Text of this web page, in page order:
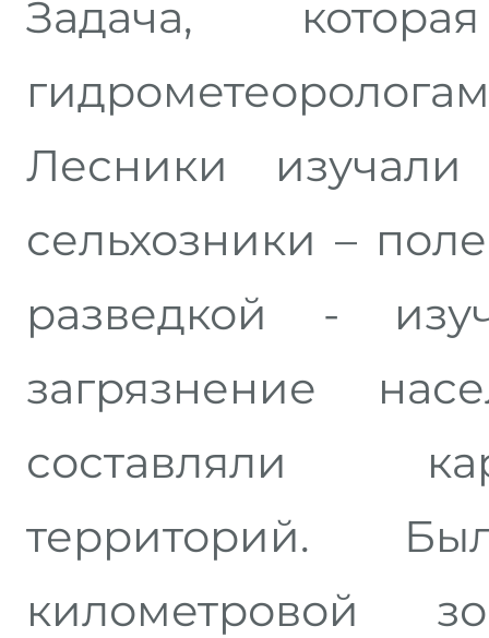
Задача,
Лесники изучали
сельхозники –
разведкой -
загрязнение
составляли
территорий.